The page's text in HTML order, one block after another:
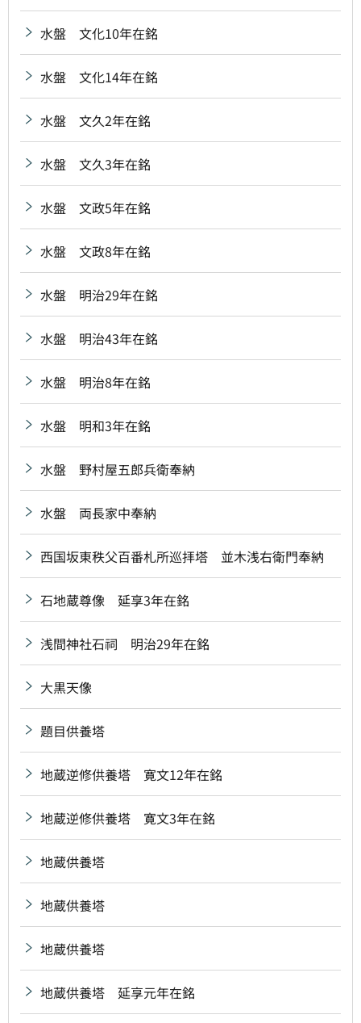
水盤 文化10年在銘
水盤 文化14年在銘
水盤 文久2年在銘
水盤 文久3年在銘
水盤 文政5年在銘
水盤 文政8年在銘
水盤 明治29年在銘
水盤 明治43年在銘
水盤 明治8年在銘
水盤 明和3年在銘
水盤 野村屋五郎兵衛奉納
水盤 両長家中奉納
西国坂東秩父百番札所巡拝塔 並木浅右衛門奉納
石地蔵尊像 延享3年在銘
浅間神社石祠 明治29年在銘
大黒天像
題目供養塔
地蔵逆修供養塔 寛文12年在銘
地蔵逆修供養塔 寛文3年在銘
地蔵供養塔
地蔵供養塔
地蔵供養塔
地蔵供養塔 延享元年在銘